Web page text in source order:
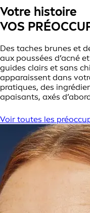
Votre histoire
VOS
Des taches brunes et
aux poussées d’acné
guides clairs et sans
apparaissent dans
pratiques, des
apaisants, axés
Voir toutes les